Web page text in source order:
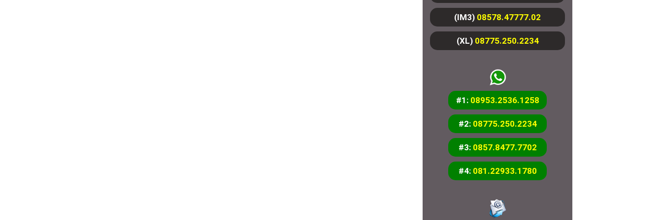
(IM3) 08578.47777.02
(XL) 08775.250.2234
#1: 08953.2536.1258
#2: 08775.250.2234
#3: 0857.8477.7702
#4: 081.22933.1780